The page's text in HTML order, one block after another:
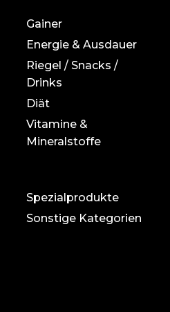
Gainer
Energie & Ausdauer
Riegel / Snacks /
Drinks
Diät
Vitamine &
Mineralstoffe
Spezialprodukte
Sonstige Kategorien